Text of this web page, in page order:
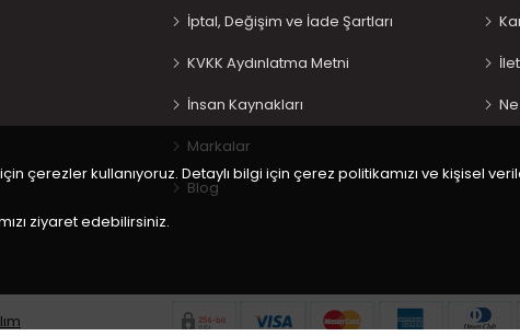
İptal, Değişim ve İade Şartları
KVKK Aydınlatma Metni
İnsan Kaynakları
Markalar
Blog
çerezler kullanıyoruz. Detaylı bilgi için çerez politikamızı ve kişisel
ziyaret edebilirsiniz.